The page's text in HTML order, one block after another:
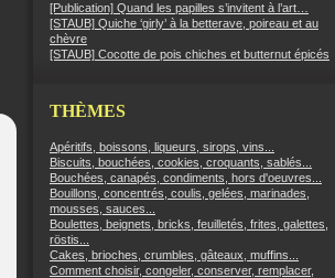
[Publication] Quand les papilles s’invitent à l’art…
[STAUB] Quiche ‘girly’ à la betterave, poireau et au
chèvre
[STAUB] Cocotte de pois chiches et butternut épicés
THÈMES
Apéritifs, boissons, liqueurs, sirops, vins...
Biscuits, bouchées, cookies, croquants, sablés...
Bouchées, canapés, condiments, hors d'oeuvres...
Bouillons, concentrés, coulis, gelées, marinades,
mousses, sauces...
Boulettes, beignets, bricks, feuilletés, frites, galettes,
röstis...
Cakes, brioches, crumbles, gâteaux, muffins...
Comment choisir, congeler, conserver, remplacer,